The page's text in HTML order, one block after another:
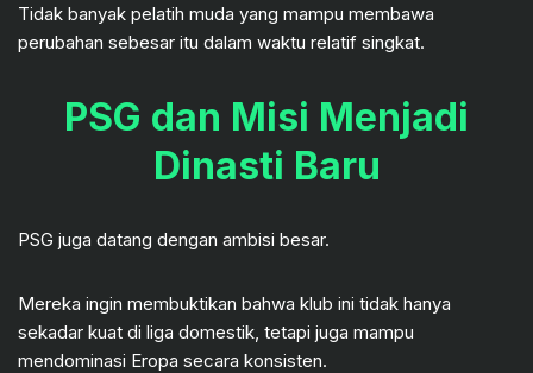
Tidak banyak pelatih muda yang mampu membawa
perubahan sebesar itu dalam waktu relatif singkat.
PSG dan Misi Menjadi
Dinasti Baru
PSG juga datang dengan ambisi besar.
Mereka ingin membuktikan bahwa klub ini tidak hanya
sekadar kuat di liga domestik, tetapi juga mampu
mendominasi Eropa secara konsisten.